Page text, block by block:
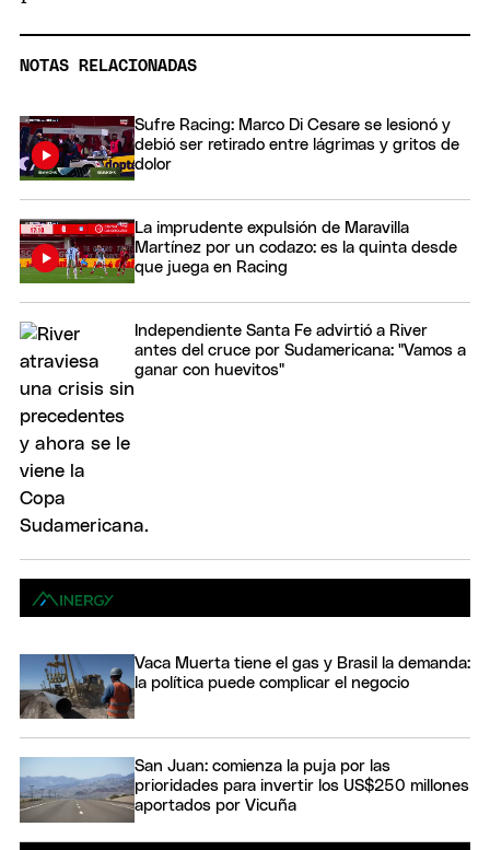
NOTAS RELACIONADAS
Sufre Racing: Marco Di Cesare se lesionó y
debió ser retirado entre lágrimas y gritos de
dolor
La imprudente expulsión de Maravilla
Martínez por un codazo: es la quinta desde
que juega en Racing
Independiente Santa Fe advirtió a River
antes del cruce por Sudamericana: "Vamos a
ganar con huevitos"
Vaca Muerta tiene el gas y Brasil la demanda:
la política puede complicar el negocio
San Juan: comienza la puja por las
prioridades para invertir los US$250 millones
aportados por Vicuña